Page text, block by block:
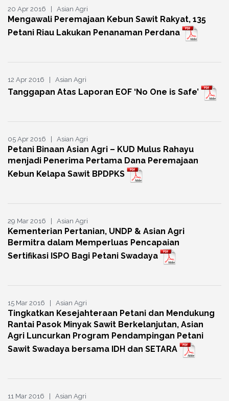
20 Apr 2016 | Asian Agri
Mengawali Peremajaan Kebun Sawit Rakyat, 135
Petani Riau Lakukan Penanaman Perdana
12 Apr 2016 | Asian Agri
Tanggapan Atas Laporan EOF ‘No One is Safe’
05 Apr 2016 | Asian Agri
Petani Binaan Asian Agri – KUD Mulus Rahayu
menjadi Penerima Pertama Dana Peremajaan
Kebun Kelapa Sawit BPDPKS
29 Mar 2016 | Asian Agri
Kementerian Pertanian, UNDP & Asian Agri
Bermitra dalam Memperluas Pencapaian
Sertifikasi ISPO Bagi Petani Swadaya
15 Mar 2016 | Asian Agri
Tingkatkan Kesejahteraan Petani dan Mendukung
Rantai Pasok Minyak Sawit Berkelanjutan, Asian
Agri Luncurkan Program Pendampingan Petani
Sawit Swadaya bersama IDH dan SETARA
11 Mar 2016 | Asian Agri